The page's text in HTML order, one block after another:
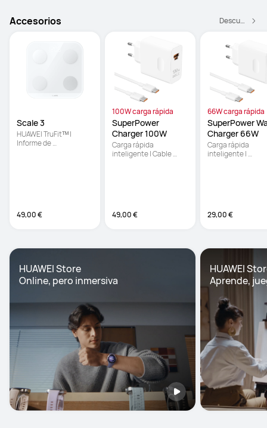
Accesorios Descubre Más
Scale 3
HUAWEI TruFitᵀᴹ |
Informe de
49,00 €
100W carga rápida
SuperPower
Charger 100W
Carga rápida
inteligente | Cable
49,00 €
66W carga rápida
SuperPower
Charger 66W
Carga rápida
inteligente |
29,00 €
HUAWEI Store
Online, pero inmersiva
HUAWEI
Aprende,